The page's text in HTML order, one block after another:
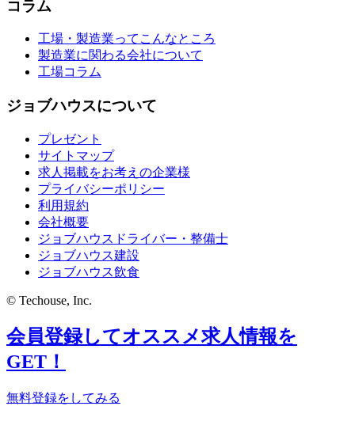
コラム
工場・製造業ってこんなところ
製造業に関わる会社について
工場コラム
ジョブハウスについて
プレゼント
サイトマップ
求人掲載をお考えの企業様
プライバシーポリシー
利用規約
会社概要
ジョブハウスドライバー・整備士
ジョブハウス建設
ジョブハウス飲食
© Techouse, Inc.
会員登録してオススメ求人情報を
GET！
無料登録をしてみる